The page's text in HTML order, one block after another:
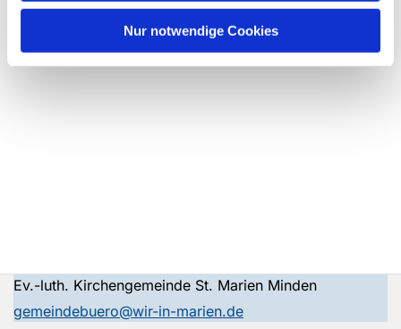
Nur notwendige Cookies
Ev.-luth. Kirchengemeinde St. Marien Minden
gemeindebuero@wir-in-marien.de